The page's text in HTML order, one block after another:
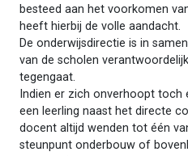
besteed aan het voorkomen
heeft hierbij de volle aandacht.
De onderwijsdirectie is in
van de scholen
tegengaat.
Indien er zich onverhoopt toch
een leerling naast het directe
docent altijd wenden tot één
steunpunt onderbouw of